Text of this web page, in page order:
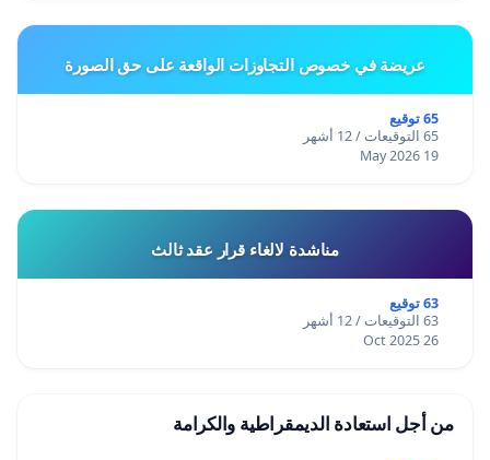
عريضة في خصوص التجاوزات الواقعة على حق الصورة
65 توقيع
65 التوقيعات / 12 أشهر
19 May 2026
مناشدة لالغاء قرار عقد ثالث
63 توقيع
63 التوقيعات / 12 أشهر
26 Oct 2025
من أجل استعادة الديمقراطية والكرامة